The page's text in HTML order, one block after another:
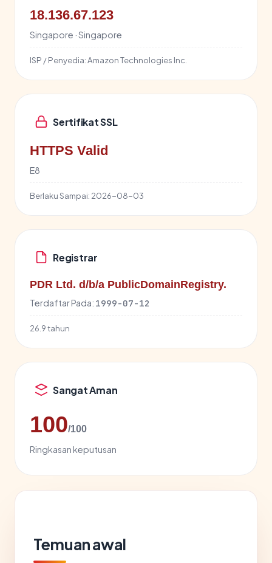
18.136.67.123
Singapore · Singapore
ISP / Penyedia:Amazon Technologies Inc.
Sertifikat SSL
HTTPS Valid
E8
Berlaku Sampai: 2026-08-03
Registrar
PDR Ltd. d/b/a PublicDomainRegistry.
Terdaftar Pada: 1999-07-12
26.9 tahun
Sangat Aman
100/100
Ringkasan keputusan
Temuan awal